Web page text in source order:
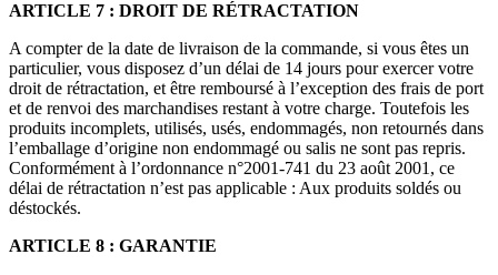
ARTICLE 7 : DROIT DE RÉTRACTATION
A compter de la date de livraison de la commande, si vous êtes un
particulier, vous disposez d’un délai de 14 jours pour exercer votre
droit de rétractation, et être remboursé à l’exception des frais de port
et de renvoi des marchandises restant à votre charge. Toutefois les
produits incomplets, utilisés, usés, endommagés, non retournés dans
l’emballage d’origine non endommagé ou salis ne sont pas repris.
Conformément à l’ordonnance n°2001-741 du 23 août 2001, ce
délai de rétractation n’est pas applicable : Aux produits soldés ou
déstockés.
ARTICLE 8 : GARANTIE